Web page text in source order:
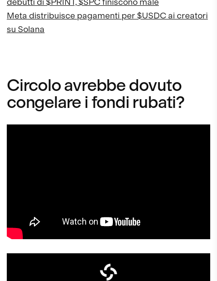
Meta distribuisce pagamenti per $USDC ai creatori
su Solana
Circolo avrebbe dovuto
congelare i fondi rubati?